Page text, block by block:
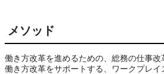
メソッド
働き方改革を進めるための、総務の仕事改
働き方改革をサポートする、ワークプレイ